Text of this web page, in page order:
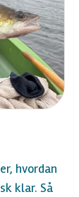
hvordan
klar. Så